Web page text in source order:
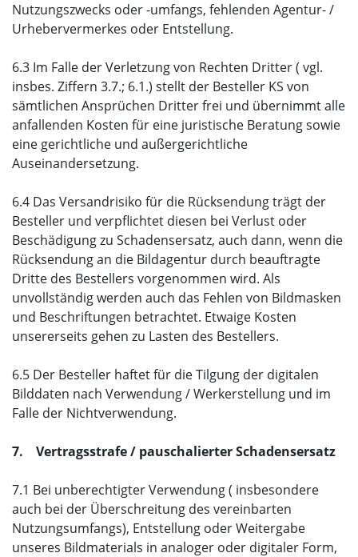
Nutzungszwecks oder -umfangs, fehlenden Agentur- /
Urhebervermerkes oder Entstellung.
6.3 Im Falle der Verletzung von Rechten Dritter ( vgl.
insbes. Ziffern 3.7.; 6.1.) stellt der Besteller KS von
sämtlichen Ansprüchen Dritter frei und übernimmt alle
anfallenden Kosten für eine juristische Beratung sowie
eine gerichtliche und außergerichtliche
Auseinandersetzung.
6.4 Das Versandrisiko für die Rücksendung trägt der
Besteller und verpflichtet diesen bei Verlust oder
Beschädigung zu Schadensersatz, auch dann, wenn die
Rücksendung an die Bildagentur durch beauftragte
Dritte des Bestellers vorgenommen wird. Als
unvollständig werden auch das Fehlen von Bildmasken
und Beschriftungen betrachtet. Etwaige Kosten
unsererseits gehen zu Lasten des Bestellers.
6.5 Der Besteller haftet für die Tilgung der digitalen
Bilddaten nach Verwendung / Werkerstellung und im
Falle der Nichtverwendung.
7. Vertragsstrafe / pauschalierter Schadensersatz
7.1 Bei unberechtigter Verwendung ( insbesondere
auch bei der Überschreitung des vereinbarten
Nutzungsumfangs), Entstellung oder Weitergabe
unseres Bildmaterials in analoger oder digitaler Form,